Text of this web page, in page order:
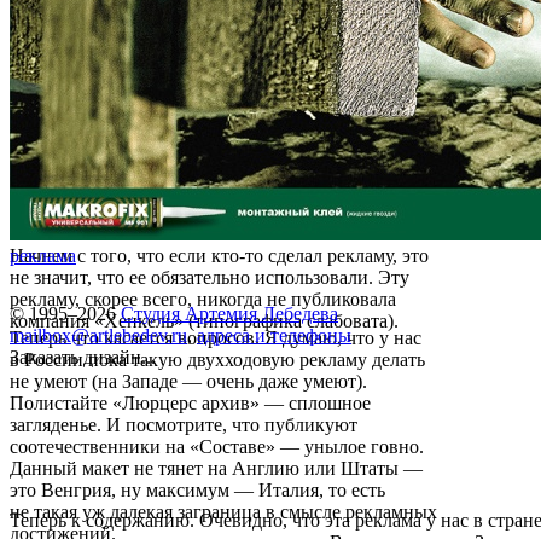
Начнем с того, что если кто-то сделал рекламу, это
не значит, что ее обязательно использовали. Эту
рекламу, скорее всего, никогда не публиковала
компания «Хенкель» (типографика слабовата).
Теперь что касается вопросов. Я думаю, что у нас
в России пока такую двухходовую рекламу делать
не умеют (на Западе — очень даже умеют).
Полистайте «Люрцерс архив» — сплошное
загляденье. И посмотрите, что публикуют
соотечественники на «Составе» — унылое говно.
Данный макет не тянет на Англию или Штаты —
это Венгрия, ну максимум — Италия, то есть
не такая уж далекая заграница в смысле рекламных
достижений.
Теперь к содержанию. Очевидно, что эта реклама у нас в
реклама
© 1995–2026 Студия Артемия Лебедева
mailbox@artlebedev.ru, адреса и телефоны
Заказать дизайн...